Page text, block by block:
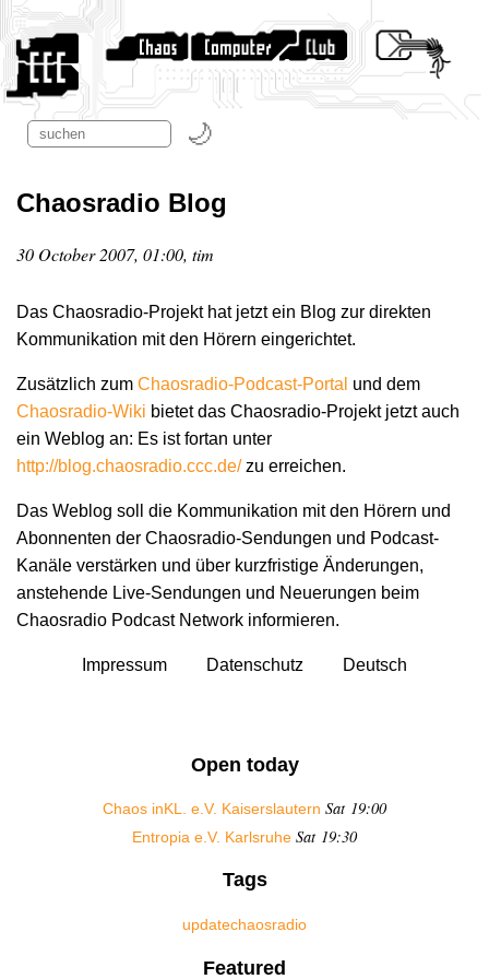
Chaosradio Blog
30 October 2007, 01:00, tim
Das Chaosradio-Projekt hat jetzt ein Blog zur direkten
Kommunikation mit den Hörern eingerichtet.
Zusätzlich zum Chaosradio-Podcast-Portal und dem
Chaosradio-Wiki bietet das Chaosradio-Projekt jetzt auch
ein Weblog an: Es ist fortan unter
http://blog.chaosradio.ccc.de/ zu erreichen.
Das Weblog soll die Kommunikation mit den Hörern und
Abonnenten der Chaosradio-Sendungen und Podcast-
Kanäle verstärken und über kurzfristige Änderungen,
anstehende Live-Sendungen und Neuerungen beim
Chaosradio Podcast Network informieren.
Impressum Datenschutz Deutsch
Open today
Chaos inKL. e.V. Kaiserslautern Sat 19:00
Entropia e.V. Karlsruhe Sat 19:30
Tags
updatechaosradio
Featured